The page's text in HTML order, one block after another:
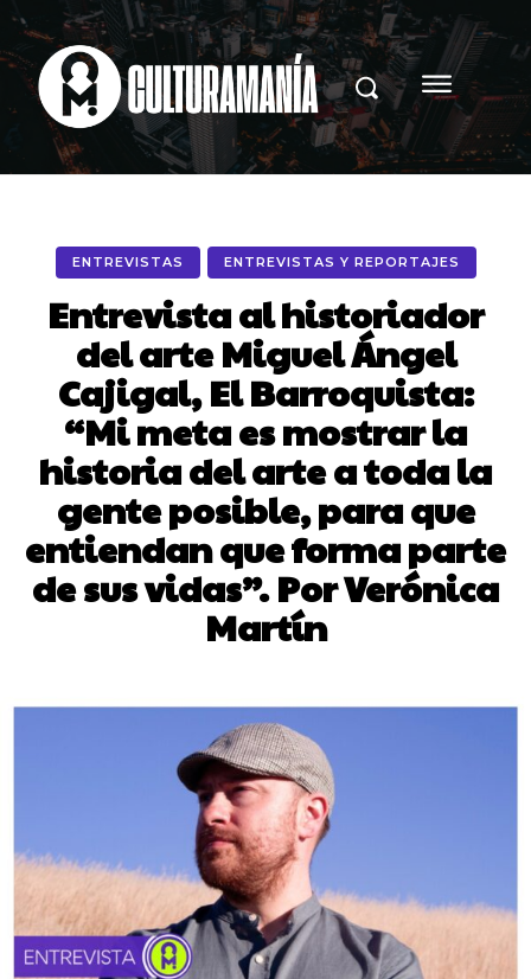
ENTREVISTAS ENTREVISTAS Y REPORTAJES
Entrevista al historiador
del arte Miguel Ángel
Cajigal, El Barroquista:
“Mi meta es mostrar la
historia del arte a toda la
gente posible, para que
entiendan que forma parte
de sus vidas”. Por Verónica
Martín